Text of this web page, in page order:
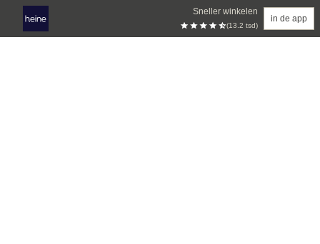
Sneller winkelen
(13.2 tsd)
in de app